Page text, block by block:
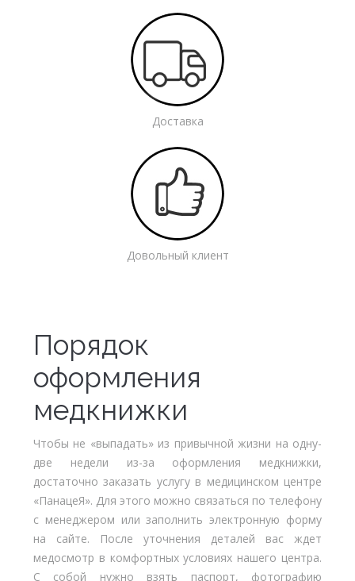
Доставка
Довольный клиент
Порядок
оформления
медкнижки
Чтобы не «выпадать» из привычной жизни на одну-
две недели из-за оформления медкнижки,
достаточно заказать услугу в медицинском центре
«ПанацеЯ». Для этого можно связаться по телефону
с менеджером или заполнить электронную форму
на сайте. После уточнения деталей вас ждет
медосмотр в комфортных условиях нашего центра.
С собой нужно взять паспорт, фотографию